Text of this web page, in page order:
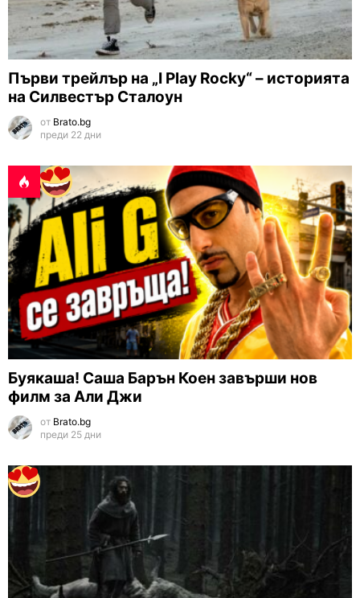
Първи трейлър на „I Play Rocky“ – историята
на Силвестър Сталоун
от Brato.bg
преди 22 дни
Буякаша! Саша Барън Коен завърши нов
филм за Али Джи
от Brato.bg
преди 25 дни